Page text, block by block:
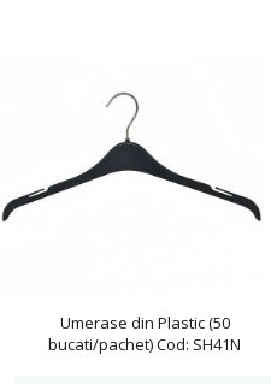
Umerase din Plastic (50
bucati/pachet) Cod: SH41N